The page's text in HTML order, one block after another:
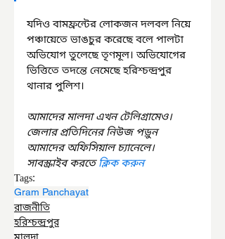
যদিও বামফ্রন্টের লোকজন দলবল নিয়ে
পঞ্চায়েতে ভাঙচুর করেছে বলে পালটা
অভিযোগ তুলেছে তৃণমূল। অভিযোগের
ভিত্তিতে তদন্তে নেমেছে হরিশ্চন্দ্রপুর
থানার পুলিশ।
আমাদের মালদা এখন টেলিগ্রামেও।
জেলার প্রতিদিনের নিউজ পড়ুন
আমাদের অফিসিয়াল চ্যানেলে।
সাবস্ক্রাইব করতে ক্লিক করুন
Tags:
Gram Panchayat
রাজনীতি
হরিশ্চন্দ্রপুর